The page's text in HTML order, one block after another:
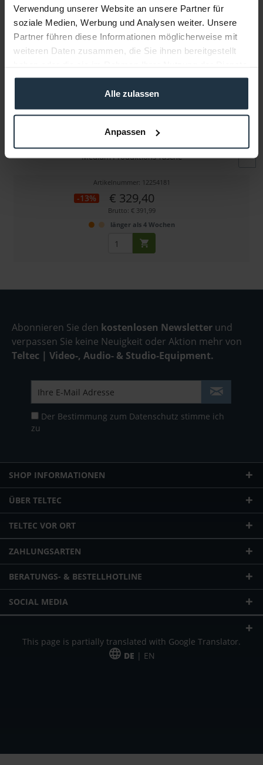
Verwendung unserer Website an unsere Partner für
soziale Medien, Werbung und Analysen weiter. Unsere
Partner führen diese Informationen möglicherweise mit
weiteren Daten zusammen, die Sie ihnen bereitgestellt
gesammelt haben.
Alle zulassen
Anpassen
Weitere Artikel von Porta Brace ansehen
Porta Brace PC-333B
Medium Produktions Tasche
Artikelnummer: 12254181
-13% € 329,40
Brutto: € 391,99
länger als 4 Wochen
Abonnieren Sie den kostenlosen Newsletter und
verpassen Sie keine Neuigkeit oder Aktion mehr von
Teltec | Video-, Audio- & Studio-Equipment.
Der Bestimmung zum Datenschutz stimme ich
zu
SHOP INFORMATIONEN
ÜBER TELTEC
TELTEC VOR ORT
ZAHLUNGSARTEN
BERATUNGS- & BESTELLHOTLINE
SOCIAL MEDIA
This page is partially translated with Google Translator.
DE | EN